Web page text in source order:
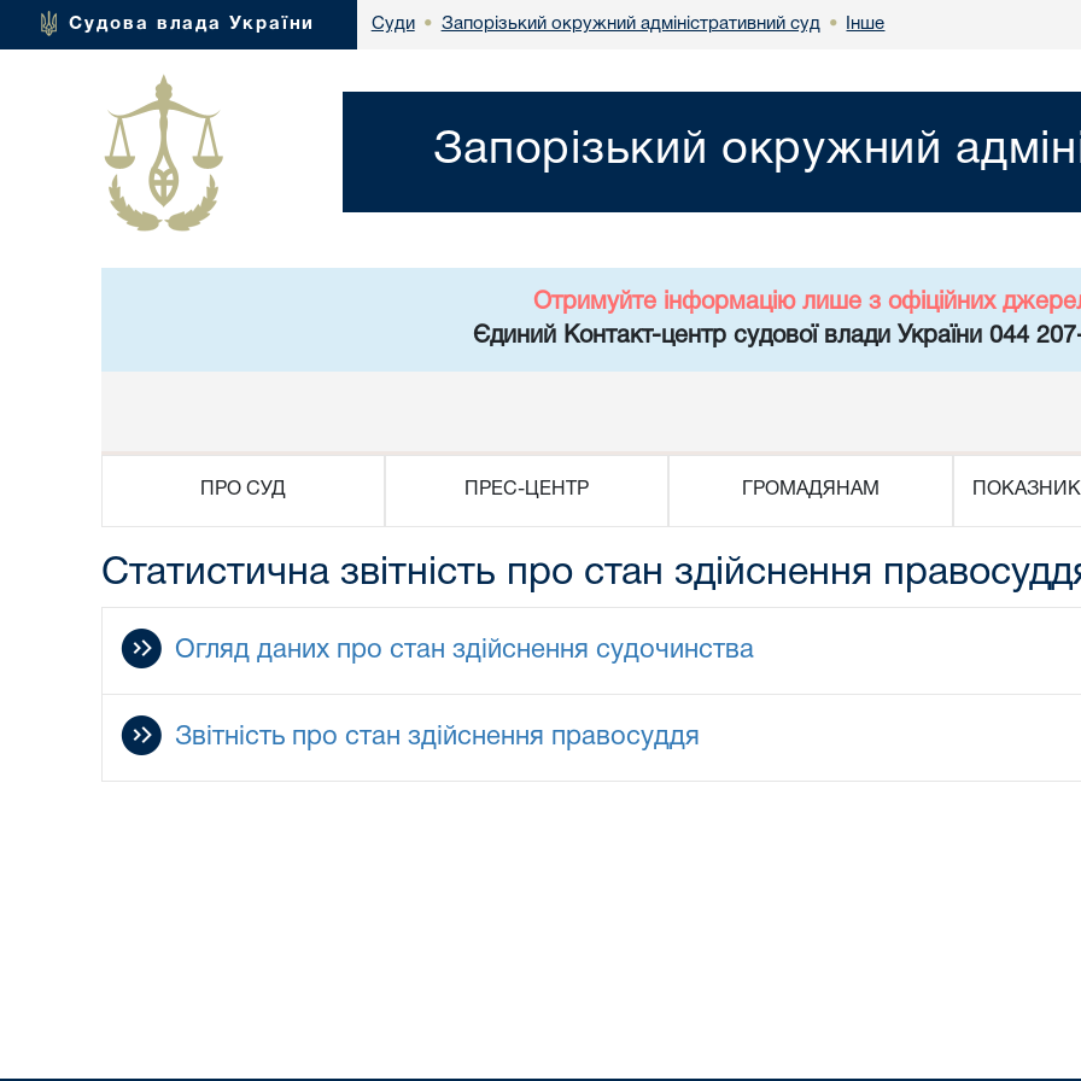
Судова влада України Суди • Запорізький окружний адміністративний суд • Інше
Запорізький окружний
Отримуйте інформацію лише з офіційних
Єдиний Контакт-центр судової влади України 044
ПРО СУД ПРЕС-ЦЕНТР ГРОМАДЯНАМ
Статистична звітність про стан здійснення
Огляд даних про стан здійснення судочинства
Звітність про стан здійснення правосуддя